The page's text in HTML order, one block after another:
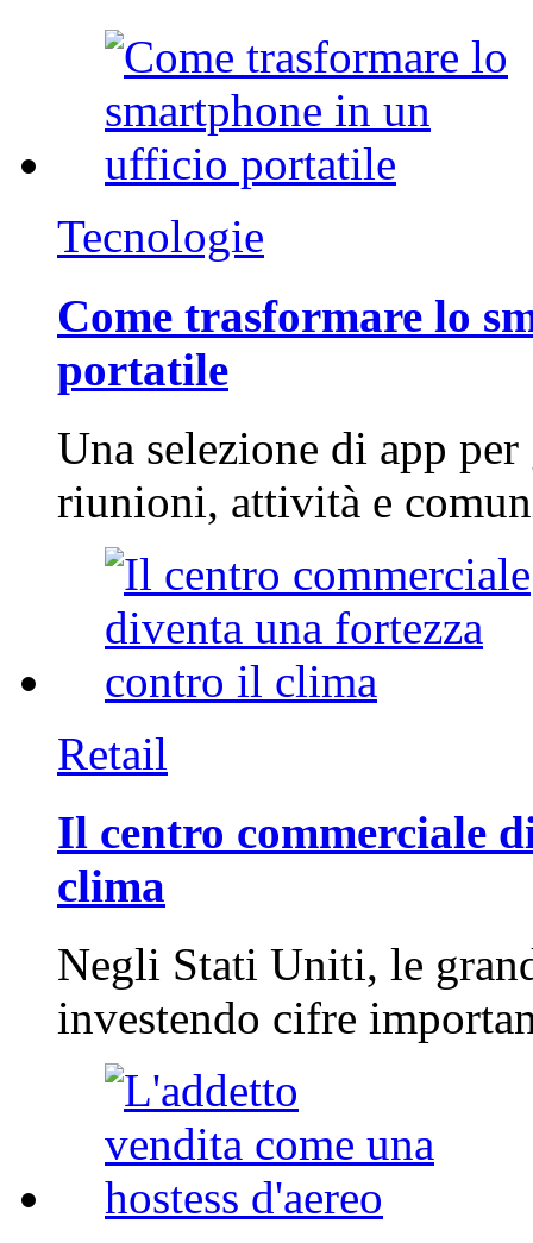
Tecnologie
Come trasformare lo
portatile
Una selezione di app
riunioni, attività e
Retail
Il centro commerciale
clima
Negli Stati Uniti, le
investendo cifre